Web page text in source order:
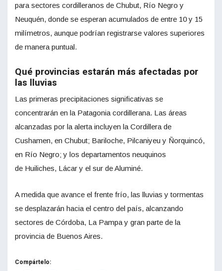
para sectores cordilleranos de Chubut, Río Negro y
Neuquén, donde se esperan acumulados de entre 10 y 15
milímetros, aunque podrían registrarse valores superiores
de manera puntual.
Qué provincias estarán más afectadas por
las lluvias
Las primeras precipitaciones significativas se
concentrarán en la Patagonia cordillerana. Las áreas
alcanzadas por la alerta incluyen la Cordillera de
Cushamen, en Chubut; Bariloche, Pilcaniyeu y Ñorquincó,
en Río Negro; y los departamentos neuquinos
de Huiliches, Lácar y el sur de Aluminé.
A medida que avance el frente frío, las lluvias y tormentas
se desplazarán hacia el centro del país, alcanzando
sectores de Córdoba, La Pampa y gran parte de la
provincia de Buenos Aires.
Compártelo: